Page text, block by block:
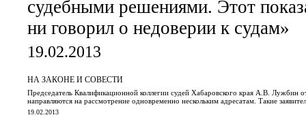
судебными решениями. Этот
ни говорил о недоверии к судам»
19.02.2013
НА ЗАКОНЕ И СОВЕСТИ
Председатель Квалификационной коллегии судей Хабаровского края А.В. Лужбин
направляются на рассмотрение одновременно нескольким адресатам. Такие
19.02.2013